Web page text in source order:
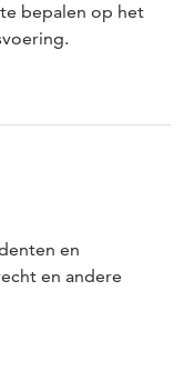
bepalen op het
en
en andere